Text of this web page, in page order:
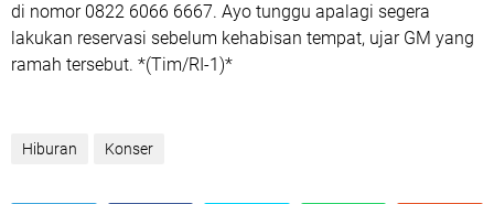
di nomor 0822 6066 6667. Ayo tunggu apalagi segera
lakukan reservasi sebelum kehabisan tempat, ujar GM yang
ramah tersebut. *(Tim/RI-1)*
Hiburan Konser